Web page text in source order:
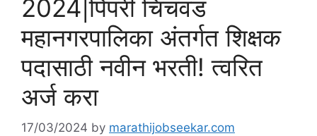
2024|पिंपरी चिंचवड
महानगरपालिका अंतर्गत शिक्षक
पदासाठी नवीन भरती! त्वरित
अर्ज करा
17/03/2024 by marathijobseekar.com